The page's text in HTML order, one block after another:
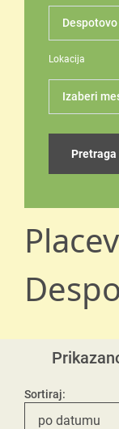
Lokacija
Izaberi
Pretraga
Sortiraj:
po datumu